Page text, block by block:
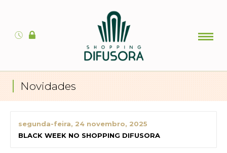
Novidades
segunda-feira, 24 novembro, 2025
BLACK WEEK NO SHOPPING DIFUSORA